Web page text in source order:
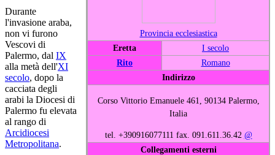
Provincia ecclesiastica
Eretta
I secolo
Rito
Romano
Indirizzo
Corso Vittorio Emanuele 461, 90134 Palermo,
Italia
tel. +390916077111 fax. 091.611.36.42 @
Collegamenti esterni
Durante
l'invasione araba,
non vi furono
Vescovi di
Palermo, dal IX
alla metà dell'XI
secolo, dopo la
cacciata degli
arabi la Diocesi di
Palermo fu elevata
al rango di
Arcidiocesi
Metropolitana.